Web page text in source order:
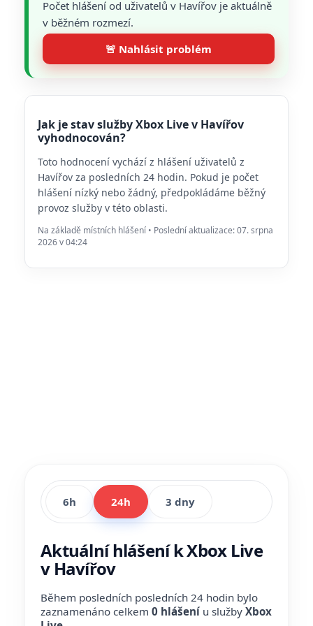
Počet hlášení od uživatelů v Havířov je aktuálně
v běžném rozmezí.
🚨 Nahlásit problém
Jak je stav služby Xbox Live v Havířov
vyhodnocován?
Toto hodnocení vychází z hlášení uživatelů z
Havířov za posledních 24 hodin. Pokud je počet
hlášení nízký nebo žádný, předpokládáme běžný
provoz služby v této oblasti.
Na základě místních hlášení • Poslední aktualizace: 07. srpna
2026 v 04:24
6h 24h 3 dny
Aktuální hlášení k Xbox Live
v Havířov
Během posledních posledních 24 hodin bylo
zaznamenáno celkem 0 hlášení u služby Xbox